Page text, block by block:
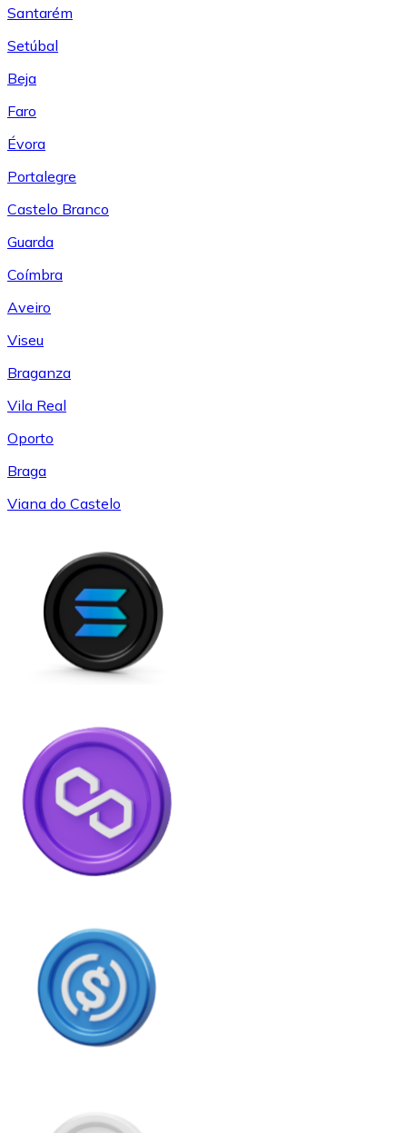
Santarém
Setúbal
Beja
Faro
Évora
Portalegre
Castelo Branco
Guarda
Coímbra
Aveiro
Viseu
Braganza
Vila Real
Oporto
Braga
Viana do Castelo